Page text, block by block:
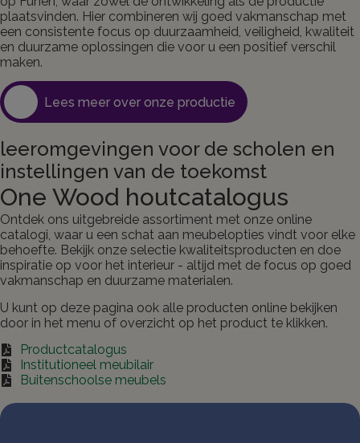
plaatsvinden. Hier combineren wij goed vakmanschap met
een consistente focus op duurzaamheid, veiligheid, kwaliteit
en duurzame oplossingen die voor u een positief verschil
maken.
Lees meer over onze productie
leeromgevingen voor de scholen en
instellingen van de toekomst
One Wood houtcatalogus
Ontdek ons uitgebreide assortiment met onze online
catalogi, waar u een schat aan meubelopties vindt voor elke
behoefte. Bekijk onze selectie kwaliteitsproducten en doe
inspiratie op voor het interieur - altijd met de focus op goed
vakmanschap en duurzame materialen.
U kunt op deze pagina ook alle producten online bekijken
door in het menu of overzicht op het product te klikken.
Productcatalogus
Institutioneel meubilair
Buitenschoolse meubels